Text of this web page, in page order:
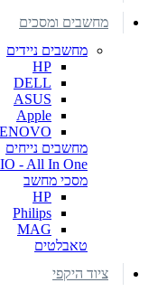
מחשבים ומסכים
מחשבים ניידים
HP
DELL
ASUS
Apple
מחשבים נייחים
- All In One
מסכי מחשב
HP
Philips
MAG
טאבלטים
ציוד היקפי